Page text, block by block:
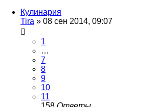
Кулинария
Tira » 08 сен 2014, 09:07
1
…
7
8
9
10
11